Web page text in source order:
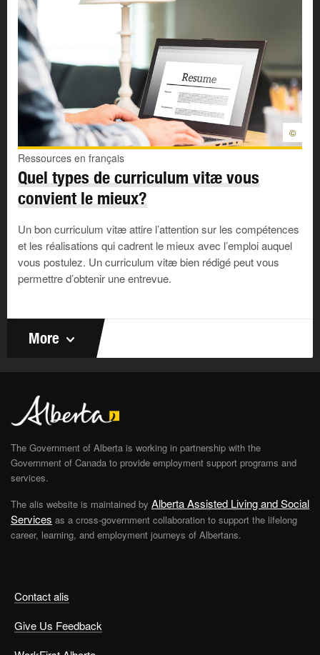
©
Ressources en français
Quel types de curriculum vitæ vous
convient le mieux?
Un bon curriculum vitæ attire l’attention sur les compétences
et les réalisations qui cadrent le mieux avec l’emploi auquel
vous postulez. Un curriculum vitæ bien rédigé peut vous
permettre d’obtenir une entrevue.
More
Contact alis
Give Us Feedback
The Government of Alberta is working in partnership with the
Government of Canada to provide employment support programs and
services.
The alis website is maintained by Alberta Assisted Living and Social
Services as a cross-government collaboration to support the lifelong
career, learning, and employment journeys of Albertans.